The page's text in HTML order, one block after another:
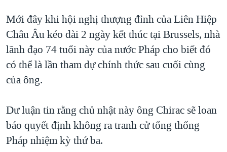
"Tìm"NGƯỜI VIỆT HẢI NGOẠI
ĐỜI SỐNG
KINH TẾ
KHOA HỌC
VĂN HOÁ
THỂ THAO
GIÁO DỤC
HÀNH TRÌNH BẦU CỬ 2024
MỘT NĂM CHIẾN TRANH TẠI DẢI GAZA
GIẢI MÃ VÀNH ĐAI & CON ĐƯỜNG
NGÀY TỊ NẠN THẾ GIỚI
GROUND ZERO – XƯA VÀ NAY
CHI PHÍ CHIẾN TRANH AFGHANISTAN
VIDEO
NGHE
MẠNG XÃ HỘI
Ngôn ngữ khác
Mới đây khi hội nghị thượng đỉnh của Liên Hiệp
Châu Âu kéo dài 2 ngày kết thúc tại Brussels, nhà
lãnh đạo 74 tuổi này của nước Pháp cho biết đó
có thể là lần tham dự chính thức sau cuối cùng
của ông.
Dư luận tin rằng chủ nhật này ông Chirac sẽ loan
báo quyết định không ra tranh cử tổng thống
Pháp nhiệm kỳ thứ ba.